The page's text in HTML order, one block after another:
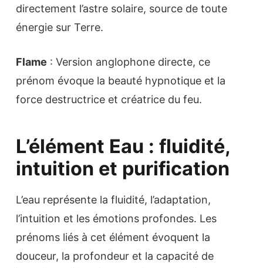
directement l’astre solaire, source de toute
énergie sur Terre.
Flame : Version anglophone directe, ce
prénom évoque la beauté hypnotique et la
force destructrice et créatrice du feu.
L’élément Eau : fluidité,
intuition et purification
L’eau représente la fluidité, l’adaptation,
l’intuition et les émotions profondes. Les
prénoms liés à cet élément évoquent la
douceur, la profondeur et la capacité de